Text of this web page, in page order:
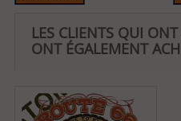
LES CLIENTS QUI
ONT ÉGALEMENT